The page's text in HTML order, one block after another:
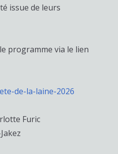
issue de leurs
programme via le lien
de-la-laine-2026
Furic